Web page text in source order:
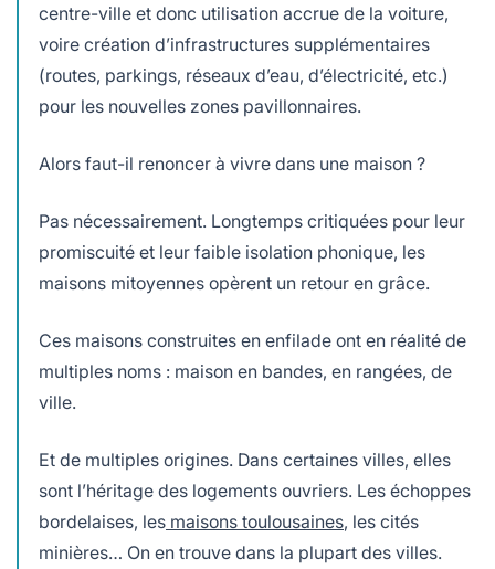
centre-ville et donc utilisation accrue de la voiture,
voire création d’infrastructures supplémentaires
(routes, parkings, réseaux d’eau, d’électricité, etc.)
pour les nouvelles zones pavillonnaires.
Alors faut-il renoncer à vivre dans une maison ?
Pas nécessairement. Longtemps critiquées pour leur
promiscuité et leur faible isolation phonique, les
maisons mitoyennes opèrent un retour en grâce.
Ces maisons construites en enfilade ont en réalité de
multiples noms : maison en bandes, en rangées, de
ville.
Et de multiples origines. Dans certaines villes, elles
sont l’héritage des logements ouvriers. Les échoppes
bordelaises, les maisons toulousaines, les cités
minières… On en trouve dans la plupart des villes.